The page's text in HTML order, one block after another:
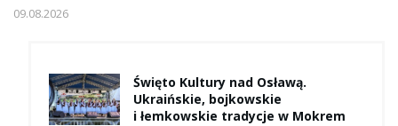
09.08.2026
Święto Kultury nad Osławą.
Ukraińskie, bojkowskie
i łemkowskie tradycje w Mokrem